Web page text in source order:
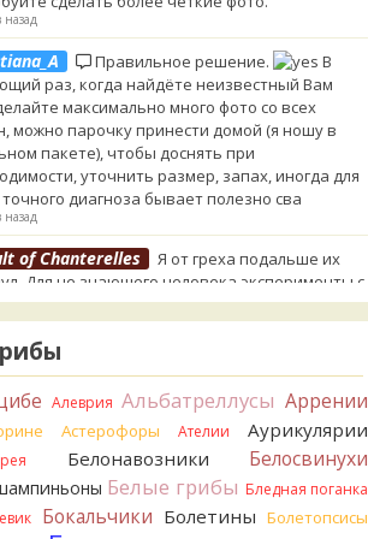
назад
Правильное решение.
В
раз, когда найдёте неизвестный Вам
максимально много фото со всех
можно парочку принести домой (я ношу в
пакете), чтобы доснять при
уточнить размер, запах, иногда для
диагноза бывает полезно сва
назад
of Chanterelles
Я от греха подальше их
Для не знающего человека эксперименты с
наверное, плохая идея.
назад
пруд пруди, и далеко не все описаны на этом
И большинство из них как минимум
Ворончатая должна слабо пахнуть
Из похожих есть, скажем, Желобчатая и
Росли не не древесине, так? Из
из подстилки
Алеврия Альбатреллусы Аррении
Астерофоры Ателии Аурикулярии
Белонавозники Белосвинухи
Белые грибы Бледная поганка
Бокальчики Болетины Болетопсисы